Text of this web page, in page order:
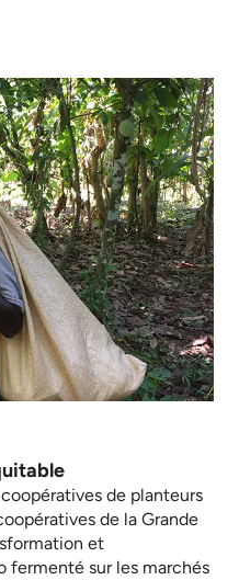
de planteurs
de la Grande
et
fermenté sur les marchés